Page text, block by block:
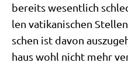
bereits wesent­lich
len vati­ka­ni­schen
schen ist davon
haus wohl nicht mehr